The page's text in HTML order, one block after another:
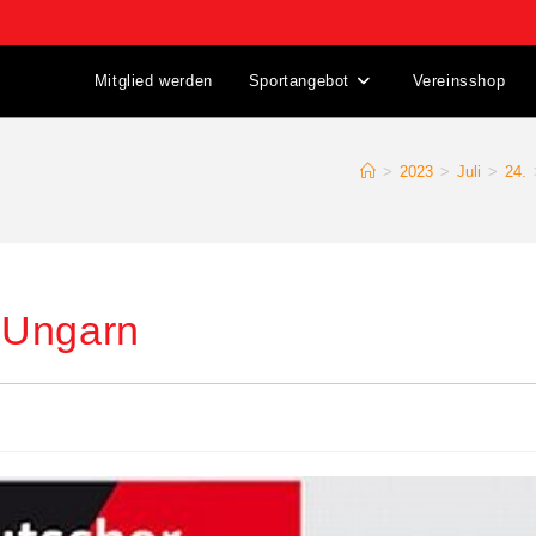
Mitglied werden Sportangebot Vereinsshop
> 2023 > Juli > 24.